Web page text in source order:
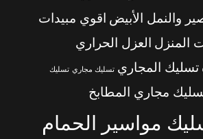
والنمل الأبيض اقوي مبيدات
المنزل العزل الحراري
تسليك المجاري تسليك مجاري تسليك
مجاري المطابخ
مواسير الحمام